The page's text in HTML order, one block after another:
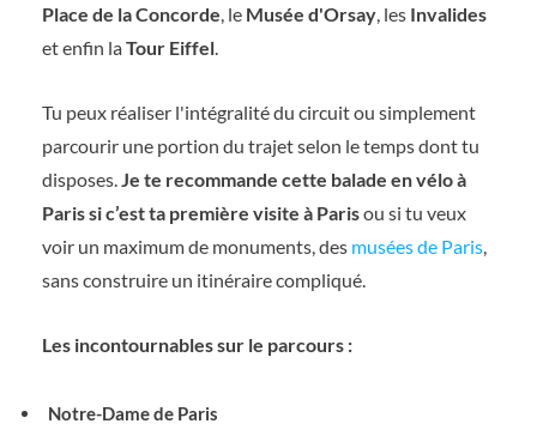
Place de la Concorde, le Musée d'Orsay, les Invalides
et enfin laTour Eiffel.
Tu peux réaliser l'intégralité du circuit ou simplement
parcourir une portion du trajet selon le temps dont tu
disposes.Je te recommande cette balade en vélo à
Paris si c’est ta première visite à Parisou si tu veux
voir un maximum de monuments, des musées de Paris,
sans construire un itinéraire compliqué.
Les incontournables sur le parcours :
Notre-Dame de Paris